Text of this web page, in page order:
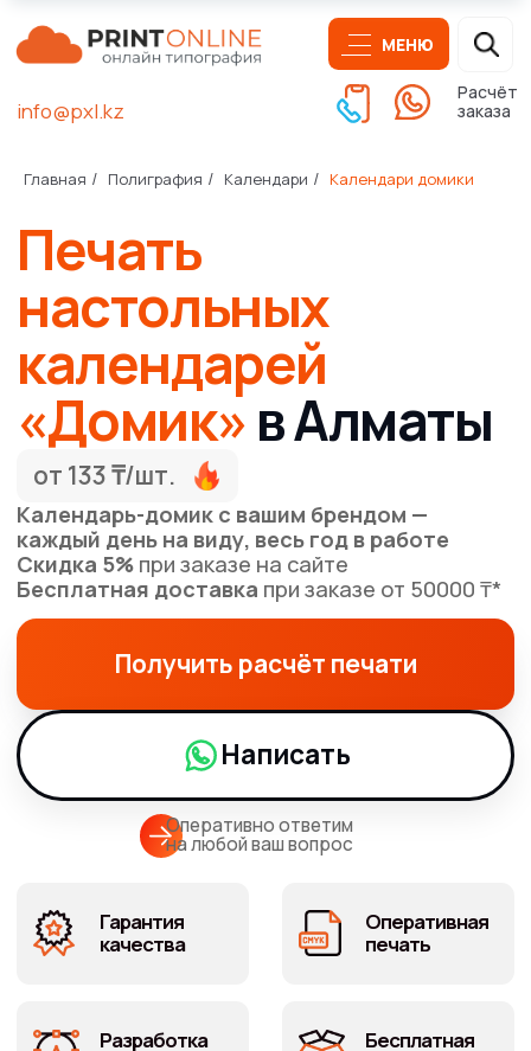
Расчёт
Главная / Полиграфия / Календари / Календари домики
Печать
настольных
календарей
«Домик»в Алматы
Календарь-домик с вашим брендом —
каждый день на виду, весь год в работе
Скидка 5%
при заказе на сайте
Бесплатная доставка
при заказе от 50000 ₸*
Получить расчёт печати
Написать
Оперативно ответим
на любой ваш вопрос
Гарантия
качества
Оперативная
печать
доставка*